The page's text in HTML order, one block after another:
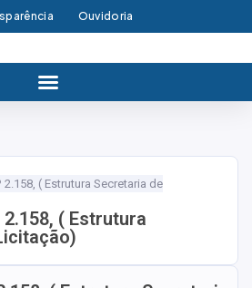
Ouvidoria
2.158, ( Estrutura Secretaria de
2.158, ( Estrutura